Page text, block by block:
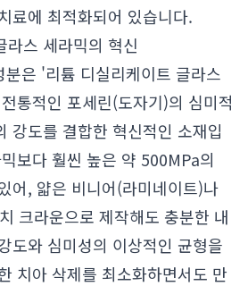
료에 최적화되어 있습니다.
라스 세라믹의 혁신
은 '리튬 디실리케이트 글라스
통적인 포세린(도자기)의 심미적
강도를 결합한 혁신적인 소재입
보다 훨씬 높은 약 500MPa의
어, 얇은 비니어(라미네이트)나
크라운으로 제작해도 충분한 내
도와 심미성의 이상적인 균형을
치아 삭제를 최소화하면서도 만